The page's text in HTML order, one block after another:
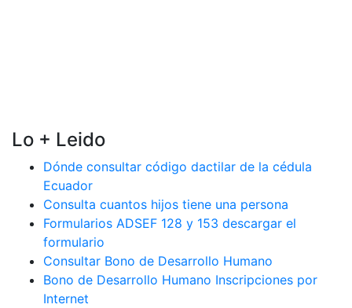
Lo + Leido
Dónde consultar código dactilar de la cédula
Ecuador
Consulta cuantos hijos tiene una persona
Formularios ADSEF 128 y 153 descargar el
formulario
Consultar Bono de Desarrollo Humano
Bono de Desarrollo Humano Inscripciones por
Internet